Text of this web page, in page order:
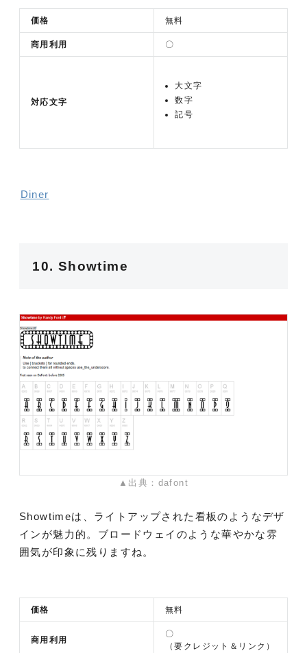
価格 無料
商用利用 〇
対応文字
大文字
数字
記号
Diner
10. Showtime
▲出典：dafont
Showtimeは、ライトアップされた看板のようなデザ
インが魅力的。ブロードウェイのような華やかな雰
囲気が印象に残りますね。
価格 無料
商用利用
〇
（要クレジット＆リンク）